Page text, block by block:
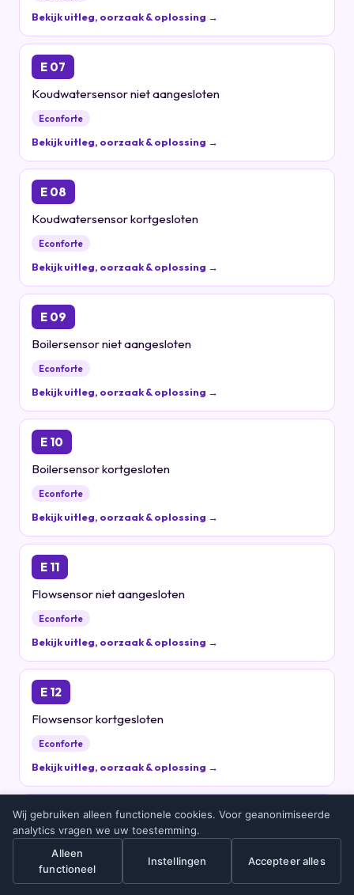
Bekijk uitleg, oorzaak & oplossing →
E 07
Koudwatersensor niet aangesloten
Econforte
Bekijk uitleg, oorzaak & oplossing →
E 08
Koudwatersensor kortgesloten
Econforte
Bekijk uitleg, oorzaak & oplossing →
E 09
Boilersensor niet aangesloten
Econforte
Bekijk uitleg, oorzaak & oplossing →
E 10
Boilersensor kortgesloten
Econforte
Bekijk uitleg, oorzaak & oplossing →
E 11
Flowsensor niet aangesloten
Econforte
Bekijk uitleg, oorzaak & oplossing →
E 12
Flowsensor kortgesloten
Econforte
Bekijk uitleg, oorzaak & oplossing →
E 13
Gemeten waarde voor de referentiespanningen niet in
orde
Econforte
Wij gebruiken alleen functionele cookies. Voor geanonimiseerde
analytics vragen we uw toestemming.
Alleen
functioneel
Instellingen Accepteer alles
Storingscheck Gratis offerte